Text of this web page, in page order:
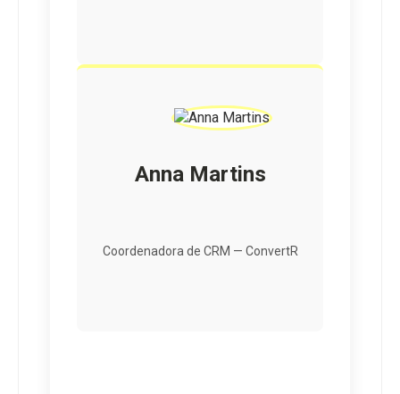
Anna Martins
Coordenadora de CRM — ConvertR